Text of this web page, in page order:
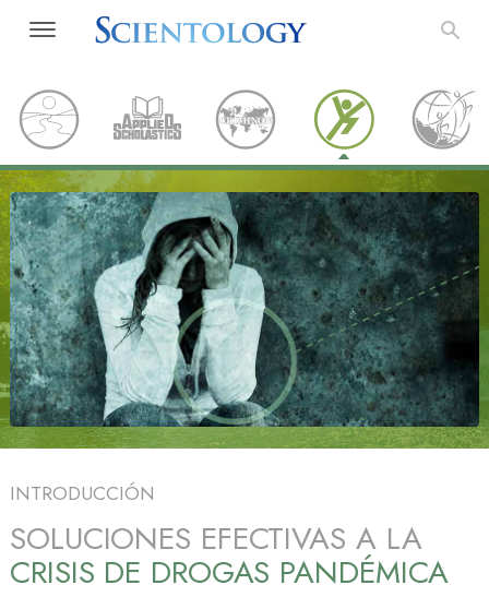
INTRODUCCIÓN
SOLUCIONES EFECTIVAS A LA
CRISIS DE DROGAS PANDÉMICA